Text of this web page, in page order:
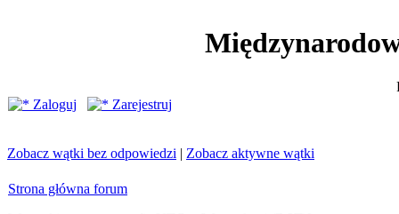
Zaloguj
Zarejestruj
Zobacz wątki bez odpowiedzi | Zobacz aktywne wątki
Strona główna forum